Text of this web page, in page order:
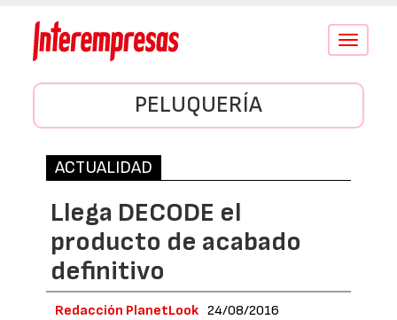
Conmutar
PELUQUERÍA
ACTUALIDAD
Llega DECODE el
producto de acabado
definitivo
Redacción PlanetLook 24/08/2016